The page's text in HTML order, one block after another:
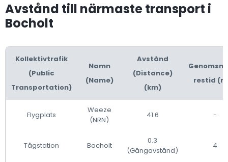
Avstånd till närmaste transport i
Bocholt
Kollektivtrafik
(Public
Transportation)
Namn
(Name)
Avstånd
(Distance)
(km)
restid
Flygplats
Weeze
(NRN)
41.6 -
Tågstation Bocholt
0.3
(Gångavstånd)
4